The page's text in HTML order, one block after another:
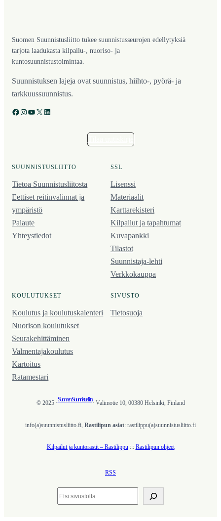
Suomen Suunnistusliitto tukee suunnistusseurojen edellytyksiä
tarjota laadukasta kilpailu-, nuoriso- ja
kuntosuunnistustoimintaa.
Suunnistuksen lajeja ovat suunnistus, hiihto-, pyörä- ja
tarkkuussuunnistus.
Facebook Instagram YouTube X LinkedIn
SUUNNISTUSLIITTO
Tietoa Suunnistusliitosta
Eettiset reitinvalinnat ja
ympäristö
Palaute
Yhteystiedot
SSL
Lisenssi
Materiaalit
Karttarekisteri
Kilpailut ja tapahtumat
Kuvapankki
Tilastot
Suunnistaja-lehti
Verkkokauppa
KOULUTUKSET
Koulutus ja koulutus­kalenteri
Nuorison koulutukset
Seura­kehittäminen
Valmentaja­koulutus
Kartoitus
Ratamestari
SIVUSTO
Tietosuoja
© 2025 ·
Suomen Suunnistusliitto
· Valimotie 10, 00380 Helsinki, Finland
info(a)suunnistusliitto.fi, Rastilipun asiat: rastilippu(a)suunnistusliitto.fi
Kilpailut ja kuntorastit – Rastilippu::: Rastilipun ohjeet
RSS
Etsi